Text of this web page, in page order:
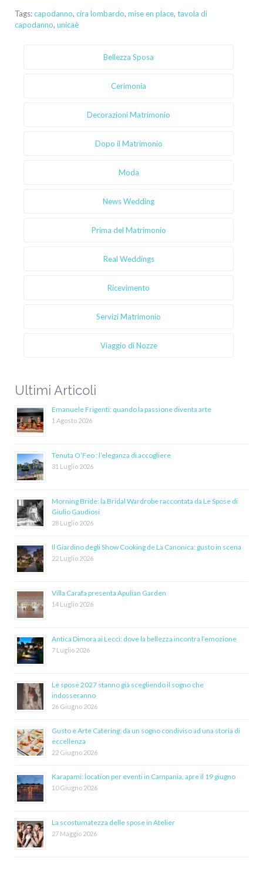
Tags:capodanno, cira lombardo, mise en place, tavola di
capodanno, unicaè
Bellezza Sposa
Cerimonia
Decorazioni Matrimonio
Dopo il Matrimonio
Moda
News Wedding
Prima del Matrimonio
Real Weddings
Ricevimento
Servizi Matrimonio
Viaggio di Nozze
Ultimi Articoli
Emanuele Frigenti: quando la passione diventa arte
1 Agosto 2026
Tenuta O’Feo : l’eleganza di accogliere
31 Luglio 2026
Morning Bride: la Bridal Wardrobe raccontata da Le Spose di
Giulio Gaudiosi
28 Luglio 2026
Il Giardino degli Show Cooking de La Canonica: gusto in scena
22 Luglio 2026
Villa Carafa presenta Apulian Garden
14 Luglio 2026
Antica Dimora ai Lecci: dove la bellezza incontra l’emozione
7 Luglio 2026
Le spose 2027 stanno già scegliendo il sogno che
indosseranno
26 Giugno 2026
Gusto e Arte Catering: da un sogno condiviso ad una storia di
eccellenza
22 Giugno 2026
Karapami: location per eventi in Campania, apre il 19 giugno
10 Giugno 2026
La scostumatezza delle spose in Atelier
27 Maggio 2026